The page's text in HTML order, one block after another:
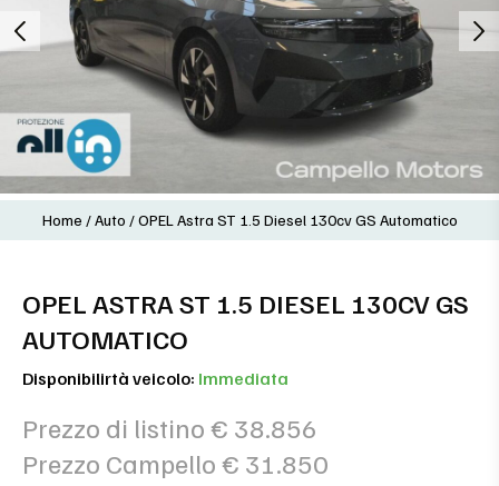
Home /Auto /OPEL Astra ST 1.5 Diesel 130cv GS Automatico
OPEL ASTRA ST 1.5 DIESEL 130CV GS
AUTOMATICO
Disponibilirtà veicolo: Immediata
Prezzo di listino € 38.856
Prezzo Campello € 31.850